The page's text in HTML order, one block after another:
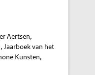
Aertsen,
Jaarboek van het
Kunsten,